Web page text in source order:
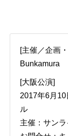
[主催／企画
Bunkamura
[大阪公演]
2017年6月
ル
主催：サン